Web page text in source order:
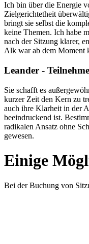
Ich bin über die Energie
Zielgerichtetheit
bringt sie selbst die
keine Themen. Ich habe
nach der Sitzung klarer,
Alk war ab dem Moment
Leander -
Sie schafft es
kurzer Zeit den Kern zu
auch ihre Klarheit in der
beeindruckend ist.
radikalen Ansatz ohne
gewesen.
Einige
Bei der Buchung von